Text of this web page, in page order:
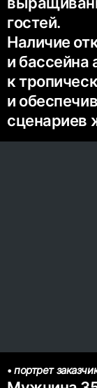
гостей.
Наличие
и бассейна
к
и
сценариев
•портрет